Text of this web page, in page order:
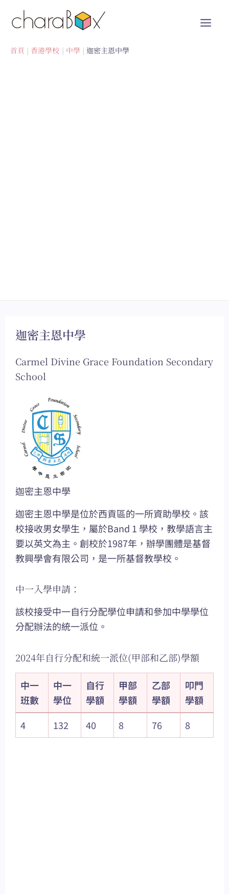
首頁 香港學校 中學 迦密主恩中學
迦密主恩中學
Carmel Divine Grace Foundation Secondary
School
迦密主恩中學
迦密主恩中學是位於西貢區的一所資助學校。該
校接收男女學生，屬於Band 1 學校，教學語言主
要以英文為主。創校於1987年，辦學團體是基督
教興學會有限公司，是一所基督教學校。
中一入學申請：
該校接受中一自行分配學位申請和參加中學學位
分配辦法的統一派位。
2024年自行分配和統一派位(甲部和乙部)學額
中一
班數
中一
學位
自行
學額
甲部
學額
乙部
學額
叩門
學額
4
132 40 8 76 8